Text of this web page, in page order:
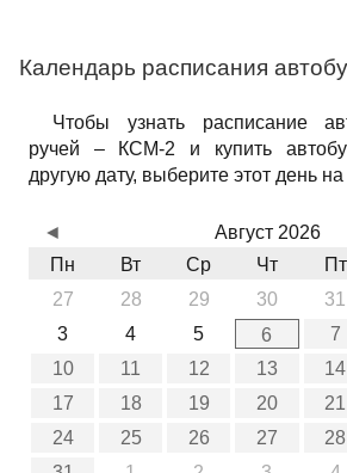
Календарь расписания
Чтобы узнать расписание
ручей – КСМ-2 и купить
другую дату, выберите этот день
Август 2026
Пн
Вт Ср Чт Пт
27
28 29 30 31
3
4 5 6 7
10
11 12 13 14
17
18 19 20 21
24
25 26 27 28
◄